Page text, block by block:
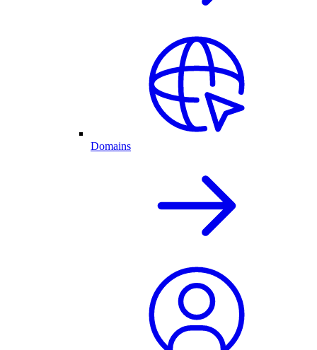
Domains